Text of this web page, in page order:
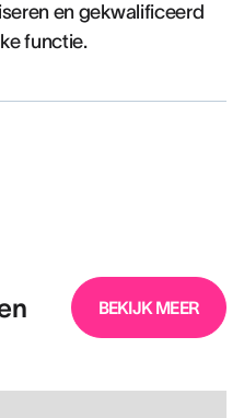
en gekwalificeerd
functie.
BEKIJK MEER